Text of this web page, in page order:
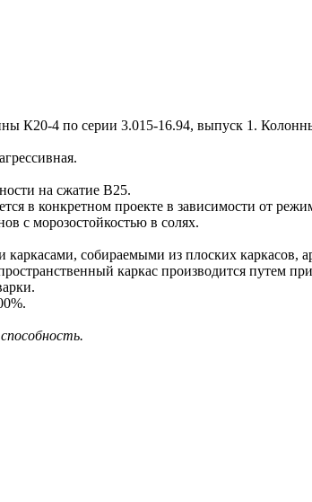
К20-4 по серии 3.015-16.94, выпуск 1.
на сжатие В25.
в конкретном проекте в зависимости от
с морозостойкостью в солях.
собираемыми из плоских каркасов,
каркас производится путем